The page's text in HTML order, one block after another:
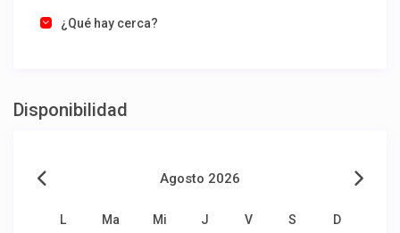
¿Qué hay cerca?
Disponibilidad
Agosto 2026
L Ma Mi J V S D